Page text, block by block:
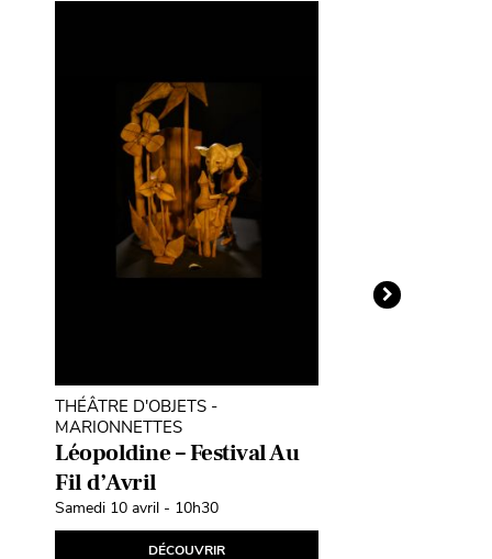
THÉÂTRE D'OBJETS -
MARIONNETTES
Léopoldine – Festival Au
Fil d’Avril
Samedi 10 avril - 10h30
DÉCOUVRIR